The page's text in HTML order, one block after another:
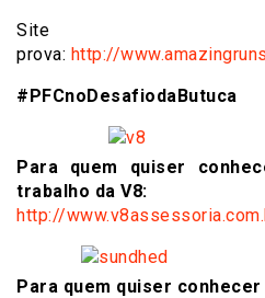
prova: http://
#PFCnoDesafiodaButuca
Para quem quiser
trabalho da V8:
http://
Para quem quiser conhecer